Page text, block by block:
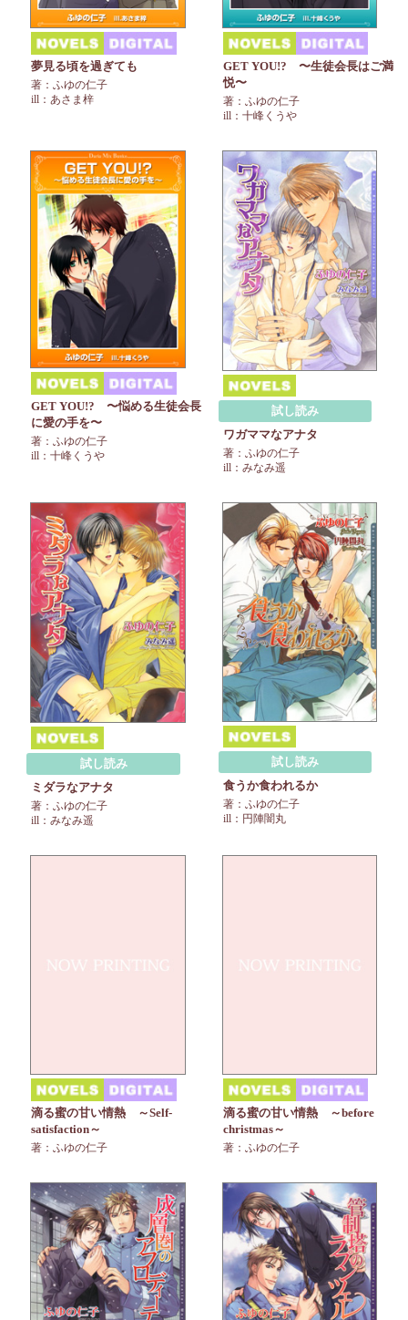
夢見る頃を過ぎても
著：ふゆの仁子
ill：あさま梓
GET YOU!? 〜生徒会長はご満
悦〜
著：ふゆの仁子
ill：十峰くうや
GET YOU!? 〜悩める生徒会長
に愛の手を〜
著：ふゆの仁子
ill：十峰くうや
試し読み
ワガママなアナタ
著：ふゆの仁子
ill：みなみ遥
試し読み
ミダラなアナタ
著：ふゆの仁子
ill：みなみ遥
試し読み
食うか食われるか
著：ふゆの仁子
ill：円陣闇丸
滴る蜜の甘い情熱 ～Self-
satisfaction～
著：ふゆの仁子
滴る蜜の甘い情熱 ～before
christmas～
著：ふゆの仁子